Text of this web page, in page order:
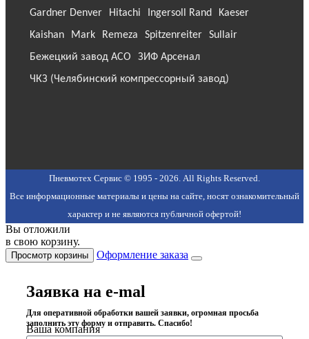
Gardner Denver Hitachi Ingersoll Rand
Kaeser
Kaishan
Mark Remeza Spitzenreiter
Sullair
Бежецкий завод АСО
ЗИФ Арсенал
ЧКЗ (Челябинский компрессорный завод)
Пневмотех Сервис © 1995 - 2026. All Rights Reserved.
Все информационные материалы и цены на сайте, носят ознакомительный
характер и не являются публичной офертой!
Вы отложили
в свою корзину.
Просмотр корзины Оформление заказа
Заявка на e-mal
Для оперативной обработки вашей заявки, огромная просьба
заполнить эту форму и отправить. Спасибо!
Ваша компания